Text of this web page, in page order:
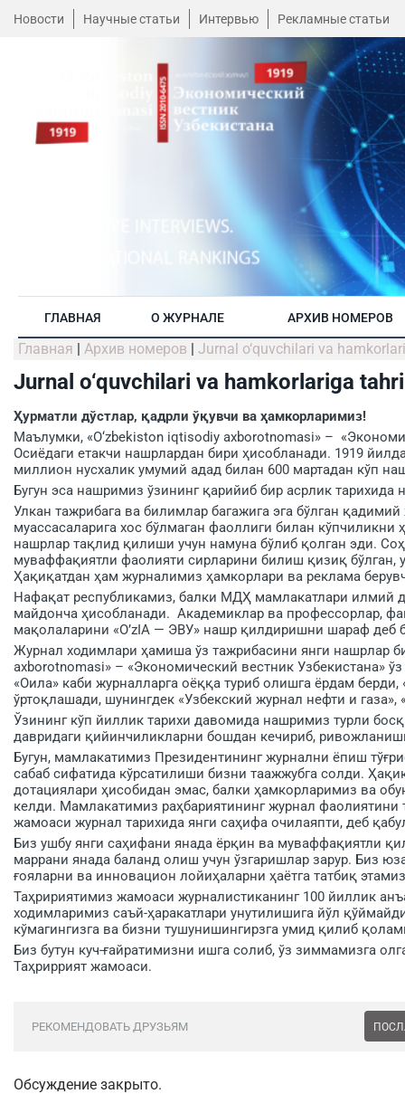
Новости Научные статьи Интервью Рекламные статьи
ГЛАВНАЯ О ЖУРНАЛЕ АРХИВ НОМЕРОВ
Главная | Архив номеров | Jurnal o‘quvchilari va
Jurnal o‘quvchilari va hamkorlariga
Ҳурматли дўстлар, қадрли ўқувчи ва ҳамкорларимиз!
Маълумки, «O‘zbekiston iqtisodiy axborotnomasi» –
Осиёдаги етакчи нашрлардан бири ҳисобланади. 1919
миллион нусхалик умумий адад билан 600 мартадан кўп
Бугун эса нашримиз ўзининг қарийиб бир асрлик
Улкан тажрибага ва билимлар багажига эга бўлган
муассасаларига хос бўлмаган фаоллиги билан
нашрлар тақлид қилиши учун намуна бўлиб қолган эди.
муваффақиятли фаолияти сирларини билиш қизиқ
Ҳақиқатдан ҳам журналимиз ҳамкорлари ва реклама
Нафақат республикамиз, балки МДҲ мамлакатлари илмий
майдонча ҳисобланади. Академиклар ва профессорлар,
мақолаларини «O’zIA — ЭВУ» нашр қилдиришни шараф деб
Журнал ходимлари ҳамиша ўз тажрибасини янги нашрлар
axborotnomasi» – «Экономический вестник Узбекистана»
«Оила» каби журналларга оёққа туриб олишга ёрдам
ўртоқлашади, шунингдек «Узбекский журнал нефти и
Ўзининг кўп йиллик тарихи давомида нашримиз турли
давридаги қийинчиликларни бошдан кечириб,
Бугун, мамлакатимиз Президентининг журнални ёпиш
сабаб сифатида кўрсатилиши бизни таажжубга солди.
дотациялари ҳисобидан эмас, балки ҳамкорларимиз ва
келди. Мамлакатимиз раҳбариятининг журнал фаолиятини
жамоаси журнал тарихида янги саҳифа очилаяпти, деб
Биз ушбу янги саҳифани янада ёрқин ва муваффақиятли
маррани янада баланд олиш учун ўзгаришлар зарур. Биз
ғояларни ва инновацион лойиҳаларни ҳаётга татбиқ
Таҳририятимиз жамоаси журналистиканинг 100 йиллик
ходимларимиз саъй-ҳаракатлари унутилишига йўл
кўмагингизга ва бизни тушунишингирзга умид қилиб
Биз бутун куч-ғайратимизни ишга солиб, ўз зиммамизга
Таҳриррият жамоаси.
РЕКОМЕНДОВАТЬ ДРУЗЬЯМ
Обсуждение закрыто.